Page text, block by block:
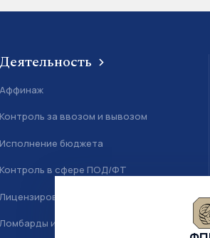
Деятельность
Аффинаж
Контроль за ввозом и вывозом
Исполнение бюджета
Контроль в сфере ПОД/ФТ
Лицензирование
Ломбарды и скупка